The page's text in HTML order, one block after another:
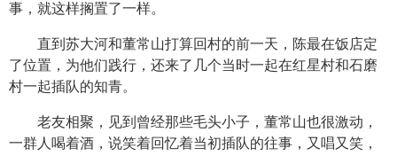
事，就这样搁置了一样。
直到苏大河和董常山打算回村的前一天，陈最在饭店定
了位置，为他们践行，还来了几个当时一起在红星村和石磨
村一起插队的知青。
老友相聚，见到曾经那些毛头小子，董常山也很激动，
一群人喝着酒，说笑着回忆着当初插队的往事，又唱又笑，